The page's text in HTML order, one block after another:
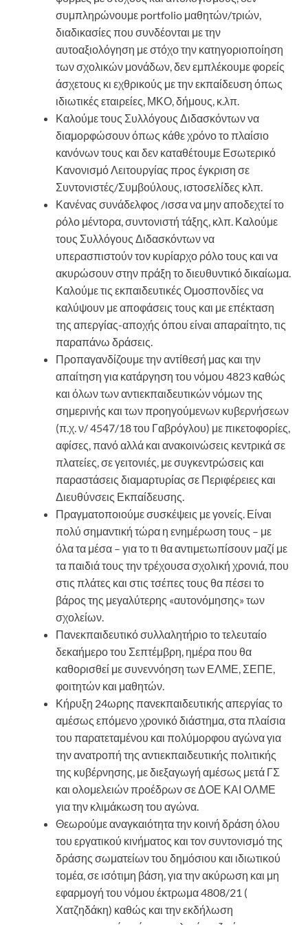
συμπληρώνουμε portfolio μαθητών/τριών,
διαδικασίες που συνδέονται με την
αυτοαξιολόγηση με στόχο την κατηγοριοποίηση
των σχολικών μονάδων, δεν εμπλέκουμε φορείς
άσχετους κι εχθρικούς με την εκπαίδευση όπως
ιδιωτικές εταιρείες, ΜΚΟ, δήμους, κ.λπ.
Καλούμε τους Συλλόγους Διδασκόντων να
διαμορφώσουν όπως κάθε χρόνο το πλαίσιο
κανόνων τους και δεν καταθέτουμε Εσωτερικό
Κανονισμό Λειτουργίας προς έγκριση σε
Συντονιστές/Συμβούλους, ιστοσελίδες κλπ.
Κανένας συνάδελφος /ισσα να μην αποδεχτεί το
ρόλο μέντορα, συντονιστή τάξης, κλπ. Καλούμε
τους Συλλόγους Διδασκόντων να
υπερασπιστούν τον κυρίαρχο ρόλο τους και να
ακυρώσουν στην πράξη το διευθυντικό δικαίωμα.
Καλούμε τις εκπαιδευτικές Ομοσπονδίες να
καλύψουν με αποφάσεις τους και με επέκταση
της απεργίας-αποχής όπου είναι απαραίτητο, τις
παραπάνω δράσεις.
Προπαγανδίζουμε την αντίθεσή μας και την
απαίτηση για κατάργηση του νόμου 4823 καθώς
και όλων των αντιεκπαιδευτικών νόμων της
σημερινής και των προηγούμενων κυβερνήσεων
(π.χ. ν/ 4547/18 του Γαβρόγλου) με πικετοφορίες,
αφίσες, πανό αλλά και ανακοινώσεις κεντρικά σε
πλατείες, σε γειτονιές, με συγκεντρώσεις και
παραστάσεις διαμαρτυρίας σε Περιφέρειες και
Διευθύνσεις Εκπαίδευσης.
Πραγματοποιούμε συσκέψεις με γονείς. Είναι
πολύ σημαντική τώρα η ενημέρωση τους – με
όλα τα μέσα – για το τι θα αντιμετωπίσουν μαζί με
τα παιδιά τους την τρέχουσα σχολική χρονιά, που
στις πλάτες και στις τσέπες τους θα πέσει το
βάρος της μεγαλύτερης «αυτονόμησης» των
σχολείων.
Πανεκπαιδευτικό συλλαλητήριο το τελευταίο
δεκαήμερο του Σεπτέμβρη, ημέρα που θα
καθορισθεί με συνεννόηση των ΕΛΜΕ, ΣΕΠΕ,
φοιτητών και μαθητών.
Κήρυξη 24ωρης πανεκπαιδευτικής απεργίας το
αμέσως επόμενο χρονικό διάστημα, στα πλαίσια
του παρατεταμένου και πολύμορφου αγώνα για
την ανατροπή της αντιεκπαιδευτικής πολιτικής
της κυβέρνησης, με διεξαγωγή αμέσως μετά ΓΣ
και ολομελειών προέδρων σε ΔΟΕ ΚΑΙ ΟΛΜΕ
για την κλιμάκωση του αγώνα.
Θεωρούμε αναγκαιότητα την κοινή δράση όλου
του εργατικού κινήματος και τον συντονισμό της
δράσης σωματείων του δημόσιου και ιδιωτικού
τομέα, σε ισότιμη βάση, για την ακύρωση και μη
εφαρμογή του νόμου έκτρωμα 4808/21 (
Χατζηδάκη) καθώς και την εκδήλωση